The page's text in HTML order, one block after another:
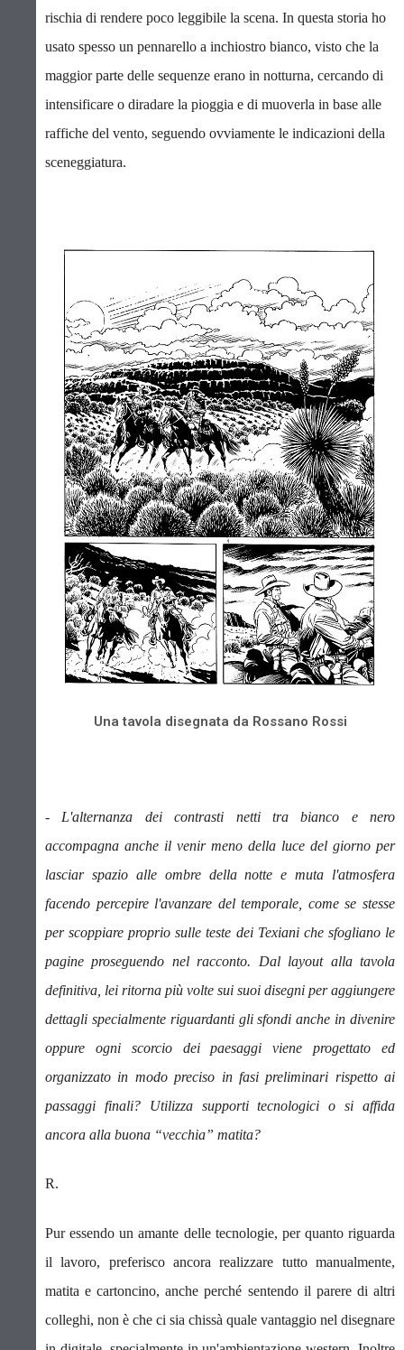
rischia di rendere poco leggibile la scena. In questa storia ho
usato spesso un pennarello a inchiostro bianco, visto che la
maggior parte delle sequenze erano in notturna, cercando di
intensificare o diradare la pioggia e di muoverla in base alle
raffiche del vento, seguendo ovviamente le indicazioni della
sceneggiatura.
Una tavola disegnata da Rossano Rossi
- L'alternanza dei contrasti netti tra bianco e nero
accompagna anche il venir meno della luce del giorno per
lasciar spazio alle ombre della notte e muta l'atmosfera
facendo percepire l'avanzare del temporale, come se stesse
per scoppiare proprio sulle teste dei Texiani che sfogliano le
pagine proseguendo nel racconto. Dal layout alla tavola
definitiva, lei ritorna più volte sui suoi disegni per aggiungere
dettagli specialmente riguardanti gli sfondi anche in divenire
oppure ogni scorcio dei paesaggi viene progettato ed
organizzato in modo preciso in fasi preliminari rispetto ai
passaggi finali? Utilizza supporti tecnologici o si affida
ancora alla buona “vecchia” matita?
R.
Pur essendo un amante delle tecnologie, per quanto riguarda
il lavoro, preferisco ancora realizzare tutto manualmente,
matita e cartoncino, anche perché sentendo il parere di altri
colleghi, non è che ci sia chissà quale vantaggio nel disegnare